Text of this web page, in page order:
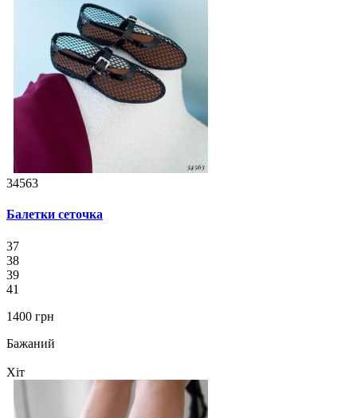
34563
Балетки сеточка
37
38
39
41
1400 грн
Бажаний
Хіт